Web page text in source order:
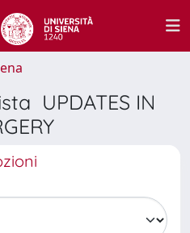
UPDATES IN